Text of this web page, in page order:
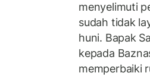
menyelimuti
sudah tidak
huni. Bapak
kepada
memperbaiki